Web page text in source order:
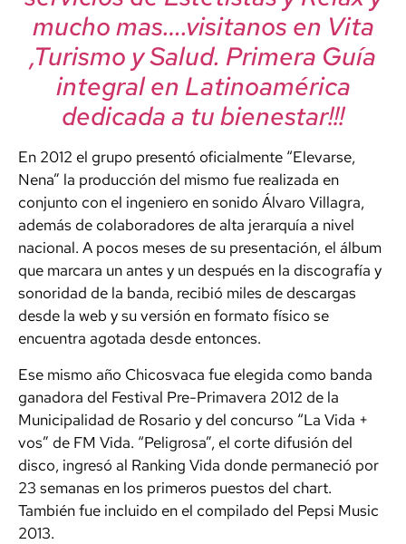
mucho mas….visitanos en Vita
,Turismo y Salud. Primera Guía
integral en Latinoamérica
dedicada a tu bienestar!!!
En 2012 el grupo presentó oficialmente “Elevarse,
Nena” la producción del mismo fue realizada en
conjunto con el ingeniero en sonido Álvaro Villagra,
además de colaboradores de alta jerarquía a nivel
nacional. A pocos meses de su presentación, el álbum
que marcara un antes y un después en la discografía y
sonoridad de la banda, recibió miles de descargas
desde la web y su versión en formato físico se
encuentra agotada desde entonces.
Ese mismo año Chicosvaca fue elegida como banda
ganadora del Festival Pre-Primavera 2012 de la
Municipalidad de Rosario y del concurso “La Vida +
vos” de FM Vida. “Peligrosa”, el corte difusión del
disco, ingresó al Ranking Vida donde permaneció por
23 semanas en los primeros puestos del chart.
También fue incluido en el compilado del Pepsi Music
2013.